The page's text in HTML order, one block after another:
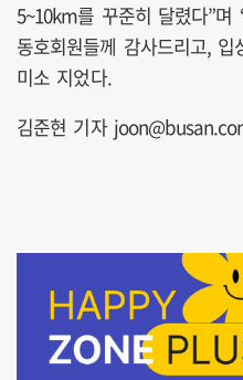
5~10km를 꾸준히 달렸다”
동호회원들께 감사드리고,
미소 지었다.
김준현 기자